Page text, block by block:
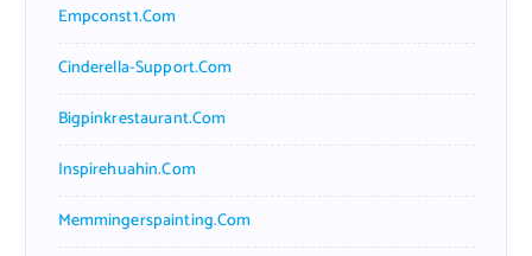
Empconst1.com
Cinderella-Support.com
Bigpinkrestaurant.com
Inspirehuahin.com
Memmingerspainting.com